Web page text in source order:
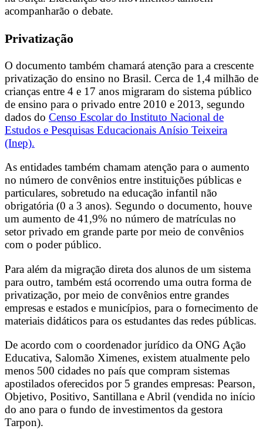
acompanharão o debate.
Privatização
O documento também chamará atenção para a crescente
privatização do ensino no Brasil. Cerca de 1,4 milhão de
crianças entre 4 e 17 anos migraram do sistema público
de ensino para o privado entre 2010 e 2013, segundo
dados do Censo Escolar do Instituto Nacional de
Estudos e Pesquisas Educacionais Anísio Teixeira
(Inep).
As entidades também chamam atenção para o aumento
no número de convênios entre instituições públicas e
particulares, sobretudo na educação infantil não
obrigatória (0 a 3 anos). Segundo o documento, houve
um aumento de 41,9% no número de matrículas no
setor privado em grande parte por meio de convênios
com o poder público.
Para além da migração direta dos alunos de um sistema
para outro, também está ocorrendo uma outra forma de
privatização, por meio de convênios entre grandes
empresas e estados e municípios, para o fornecimento de
materiais didáticos para os estudantes das redes públicas.
De acordo com o coordenador jurídico da ONG Ação
Educativa, Salomão Ximenes, existem atualmente pelo
menos 500 cidades no país que compram sistemas
apostilados oferecidos por 5 grandes empresas: Pearson,
Objetivo, Positivo, Santillana e Abril (vendida no início
do ano para o fundo de investimentos da gestora
Tarpon).